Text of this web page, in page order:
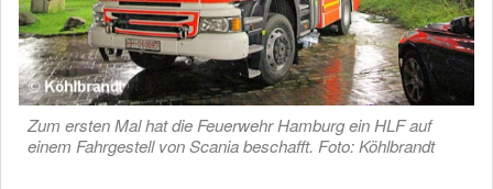
Zum ersten Mal hat die Feuerwehr Hamburg ein HLF auf
einem Fahrgestell von Scania beschafft. Foto: Köhlbrandt